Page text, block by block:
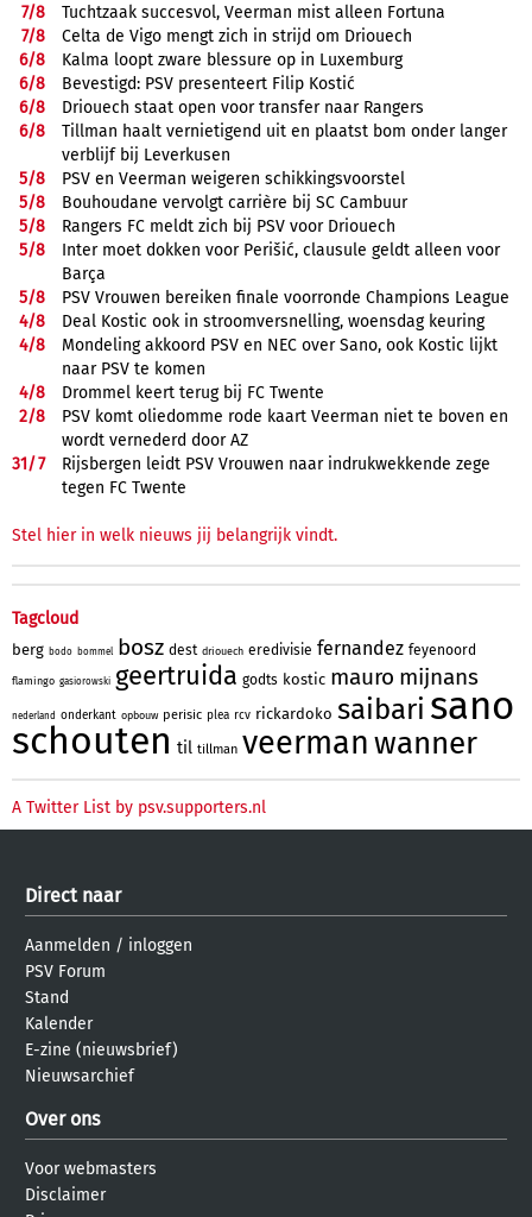
7/8
Tuchtzaak succesvol, Veerman mist alleen Fortuna
7/8
Celta de Vigo mengt zich in strijd om Driouech
6/8
Kalma loopt zware blessure op in Luxemburg
6/8
Bevestigd: PSV presenteert Filip Kostić
6/8
Driouech staat open voor transfer naar Rangers
6/8
Tillman haalt vernietigend uit en plaatst bom onder langer
verblijf bij Leverkusen
5/8
PSV en Veerman weigeren schikkingsvoorstel
5/8
Bouhoudane vervolgt carrière bij SC Cambuur
5/8
Rangers FC meldt zich bij PSV voor Driouech
5/8
Inter moet dokken voor Perišić, clausule geldt alleen voor
Barça
5/8
PSV Vrouwen bereiken finale voorronde Champions League
4/8
Deal Kostic ook in stroomversnelling, woensdag keuring
4/8
Mondeling akkoord PSV en NEC over Sano, ook Kostic lijkt
naar PSV te komen
4/8
Drommel keert terug bij FC Twente
2/8
PSV komt oliedomme rode kaart Veerman niet te boven en
wordt vernederd door AZ
31/7
Rijsbergen leidt PSV Vrouwen naar indrukwekkende zege
tegen FC Twente
Stel hier in welk nieuws jij belangrijk vindt.
Tagcloud
berg bodo bommel bosz dest driouech eredivisie fernandez feyenoord
flamingo gasiorowski geertruida godts kostic mauro mijnans
nederland onderkant opbouw perisic plea rcv rickardoko saibari sano
schouten til tillman veermanwanner
A Twitter List by psv.supporters.nl
Direct naar
Aanmelden / inloggen
PSV Forum
Stand
Kalender
E-zine (nieuwsbrief)
Nieuwsarchief
Over ons
Voor webmasters
Disclaimer